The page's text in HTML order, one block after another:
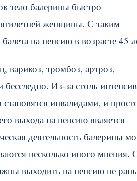
тело балерины быстро
женщины. С таким
на пенсию в возрасте 45
тромбоз, артроз,
Из-за столь
инвалидами, и
выхода на пенсию является
деятельность балерины
несколько иного мнения.
выходить на пенсию не